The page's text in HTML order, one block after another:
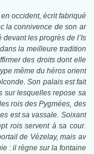
occident, écrit fabriqué
la connivence de son ar
les progrès de l’Is
la meilleure tradition
des droits dont elle
même du héros orient
Son palais est fait
sur lesquelles repose sa
rois des Pygmées, des
est sa vassale. Soixant
rois servent à sa cour.
de Vézelay, mais av
: il règne sur la fontaine